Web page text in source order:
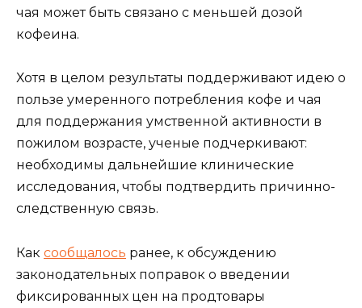
чая может быть связано с меньшей дозой
кофеина.
Хотя в целом результаты поддерживают идею о
пользе умеренного потребления кофе и чая
для поддержания умственной активности в
пожилом возрасте, ученые подчеркивают:
необходимы дальнейшие клинические
исследования, чтобы подтвердить причинно-
следственную связь.
Как сообщалось ранее, к обсуждению
законодательных поправок о введении
фиксированных цен на продтовары